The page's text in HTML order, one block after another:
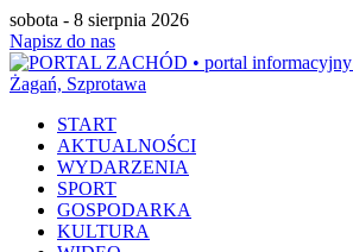
sobota - 8 sierpnia 2026
Napisz do nas
START
AKTUALNOŚCI
WYDARZENIA
SPORT
GOSPODARKA
KULTURA